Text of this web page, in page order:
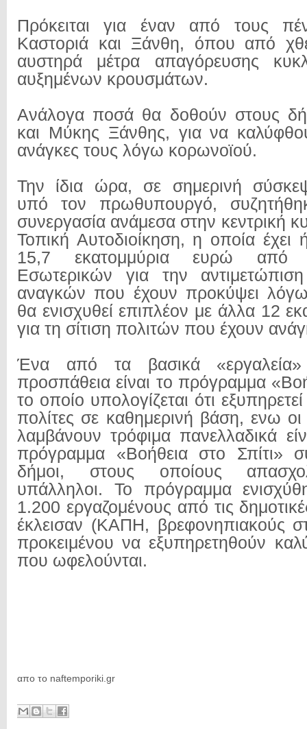
Πρόκειται για έναν από τους
Καστοριά και Ξάνθη, όπου από
αυστηρά μέτρα απαγόρευσης
αυξημένων κρουσμάτων.
Ανάλογα ποσά θα δοθούν στους
και Μύκης Ξάνθης, για να
ανάγκες τους λόγω κορωνοϊού.
Την ίδια ώρα, σε σημερινή
υπό τον πρωθυπουργό,
συνεργασία ανάμεσα στην κεντρική
Τοπική Αυτοδιοίκηση, η οποία έχει
15,7 εκατομμύρια ευρώ από
Εσωτερικών για την
αναγκών που έχουν προκύψει
θα ενισχυθεί επιπλέον με άλλα 12
για τη σίτιση πολιτών που έχουν
Ένα από τα βασικά
προσπάθεια είναι το πρόγραμμα
το οποίο υπολογίζεται ότι
πολίτες σε καθημερινή βάση, ενω οι
λαμβάνουν τρόφιμα πανελλαδικά
πρόγραμμα «Βοήθεια στο Σπίτι»
δήμοι, στους οποίους
υπάλληλοι. Το πρόγραμμα
1.200 εργαζομένους από τις
έκλεισαν (ΚΑΠΗ, βρεφονηπιακούς
προκειμένου να εξυπηρετηθούν
που ωφελούνται.
απο το naftemporiki.gr